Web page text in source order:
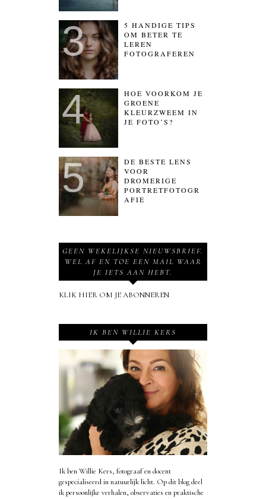
5 HANDIGE TIPS
OM BETER TE
LEREN
FOTOGRAFEREN
HOE VOORKOM JE
GROENE
KLEURZWEEM IN
JE FOTO’S?
DE BESTE LENS
VOOR
DROMERIGE
PORTRETFOTOGR
AFIE
GEEN WEKELIJKSE NIEUWSBRIEF.
WEL AF EN TOE EEN MAIL WAAR
JE IETS AAN HEBT.
KLIK HIER OM JE ABONNEREN
IK BEN WILLIE KERS
Ik ben Willie Kers, fotograaf en docent
gespecialiseerd in natuurlijk licht. Op dit blog deel
ik persoonlijke verhalen, observaties en praktische